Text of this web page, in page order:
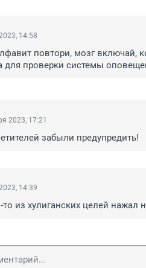
14:58
повтори, мозг включай,
для проверки системы
2023, 17:21
забыли предупредить!
14:39
из хулиганских целей нажал